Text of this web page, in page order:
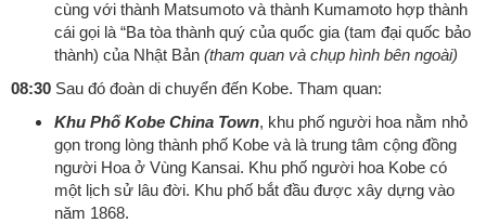
cùng với thành Matsumoto và thành Kumamoto hợp thành
cái gọi là “Ba tòa thành quý của quốc gia (tam đại quốc bảo
thành) của Nhật Bản (tham quan và chụp hình bên ngoài)
08:30 Sau đó đoàn di chuyển đến Kobe. Tham quan:
Khu Phố Kobe China Town, khu phố người hoa nằm nhỏ
gọn trong lòng thành phố Kobe và là trung tâm cộng đồng
người Hoa ở Vùng Kansai. Khu phố người hoa Kobe có
một lịch sử lâu đời. Khu phố bắt đầu được xây dựng vào
năm 1868.